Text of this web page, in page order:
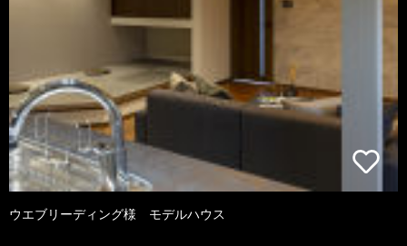
ウエブリーディング様 モデルハウス